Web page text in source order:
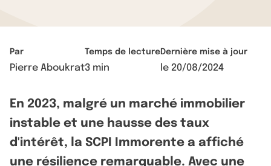
Par
Pierre Aboukrat
Temps de lecture
3 min
Dernière mise à jour
le 20/08/2024
En 2023, malgré un marché immobilier
instable et une hausse des taux
d'intérêt, la SCPI Immorente a affiché
une résilience remarquable. Avec une